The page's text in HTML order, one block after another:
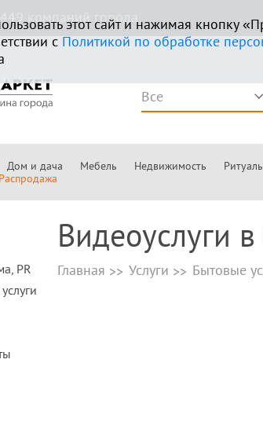
449 компаний города
Дом и дача Мебель Недвижимость
Распродажа
этот сайт и нажимая кнопку
с Политикой по обработке
PR
Видеоуслуги
Главная Услуги Бытовые